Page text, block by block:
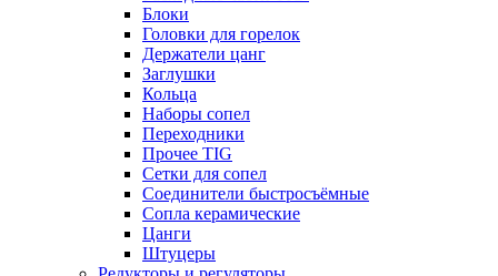
Блоки
Головки для горелок
Держатели цанг
Заглушки
Кольца
Наборы сопел
Переходники
Прочее TIG
Сетки для сопел
Соединители быстросъёмные
Сопла керамические
Цанги
Штуцеры